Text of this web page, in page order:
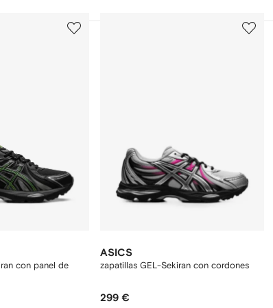
con panel de
4
ASICS
zapatillas GEL-Sekiran con cordones
299 €